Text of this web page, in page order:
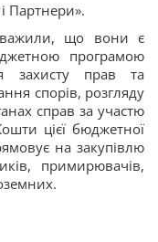
Партнери».
що вони є
програмою
захисту прав та
спорів, розгляду
справ за участю
цієї бюджетної
на закупівлю
примирювачів,